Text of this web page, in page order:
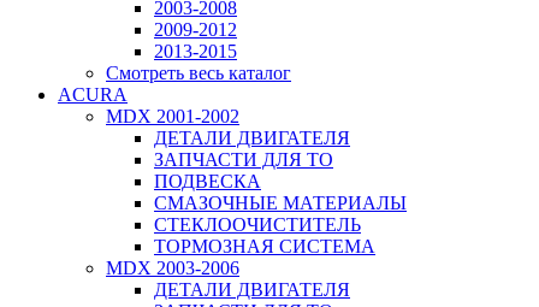
2003-2008
2009-2012
2013-2015
Смотреть весь каталог
ACURA
MDX 2001-2002
ДЕТАЛИ ДВИГАТЕЛЯ
ЗАПЧАСТИ ДЛЯ ТО
ПОДВЕСКА
СМАЗОЧНЫЕ МАТЕРИАЛЫ
СТЕКЛООЧИСТИТЕЛЬ
ТОРМОЗНАЯ СИСТЕМА
MDX 2003-2006
ДЕТАЛИ ДВИГАТЕЛЯ